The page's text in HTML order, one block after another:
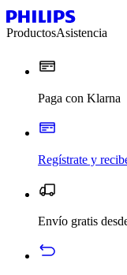
ProductosAsistencia
Paga con Klarna
Regístrate y
Envío gratis